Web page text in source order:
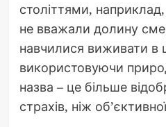
століттями,
не вважали долину
навчилися виживати в
використовуючи
назва – це більше
страхів, ніж